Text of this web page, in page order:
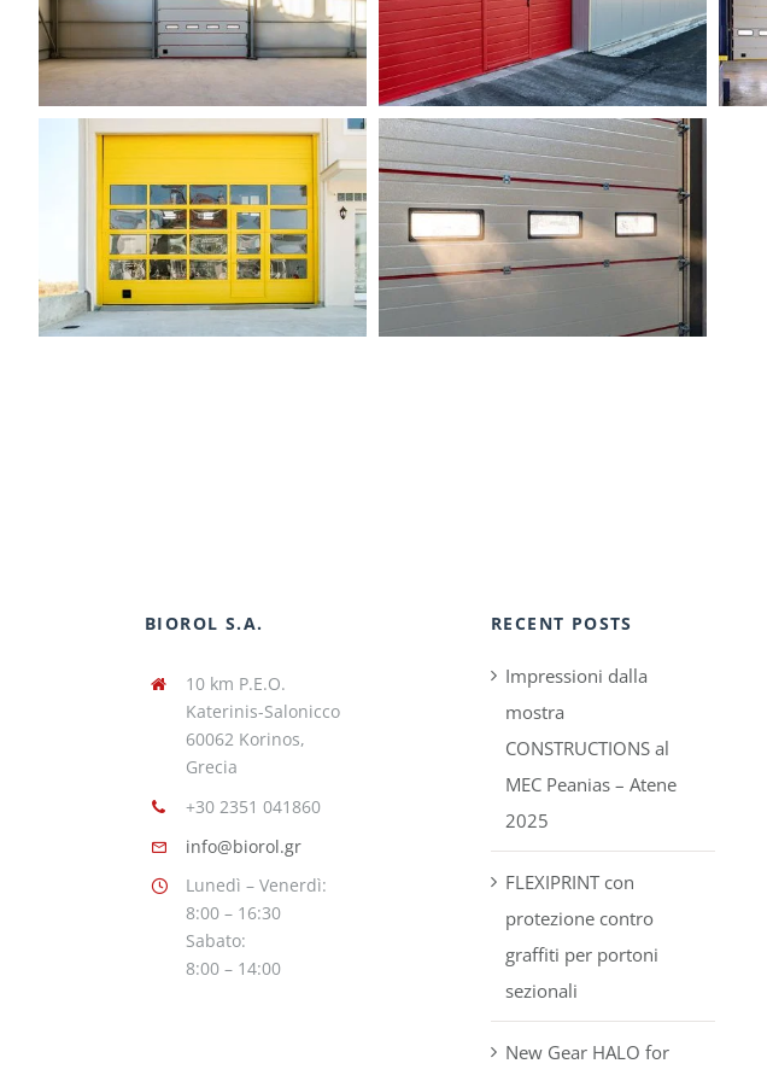
BIOROL S.A.
10 km P.E.O.
Katerinis-Salonicco
60062 Korinos,
Grecia
+30 2351 041860
info@biorol.gr
Lunedì – Venerdì:
8:00 – 16:30
Sabato:
8:00 – 14:00
RECENT POSTS
Impressioni dalla
mostra
CONSTRUCTIONS al
MEC Peanias – Atene
2025
FLEXIPRINT con
protezione contro
graffiti per portoni
sezionali
New Gear HALO for